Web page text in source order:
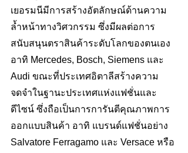
เยอรมนีมีการสร้างอัตลักษณ์ด้านความ
ล้ำหน้าทางวิศวกรรม ซึ่งมีผลต่อการ
สนับสนุนตราสินค้าระดับโลกของตนเอง
อาทิ Mercedes, Bosch, Siemens และ
Audi ขณะที่ประเทศอิตาลีสร้างความ
จดจำในฐานะประเทศแห่งแฟชั่นและ
ดีไซน์ ซึ่งถือเป็นการการันตีคุณภาพการ
ออกแบบสินค้า อาทิ แบรนด์แฟชั่นอย่าง
Salvatore Ferragamo และ Versace หรือ